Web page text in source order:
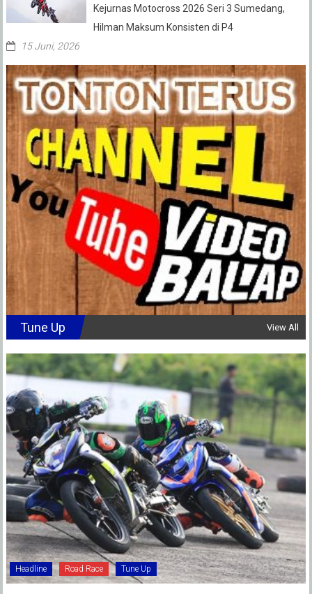
Kejurnas Motocross 2026 Seri 3 Sumedang,
Hilman Maksum Konsisten di P4
15 Juni, 2026
Tune Up View All
Headline Road Race Tune Up